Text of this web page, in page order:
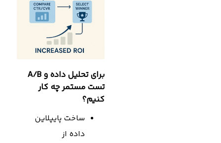
برای تحلیل داده و A/B
تست مستمر چه کار
کنیم؟
ساخت پایپلاین
داده از